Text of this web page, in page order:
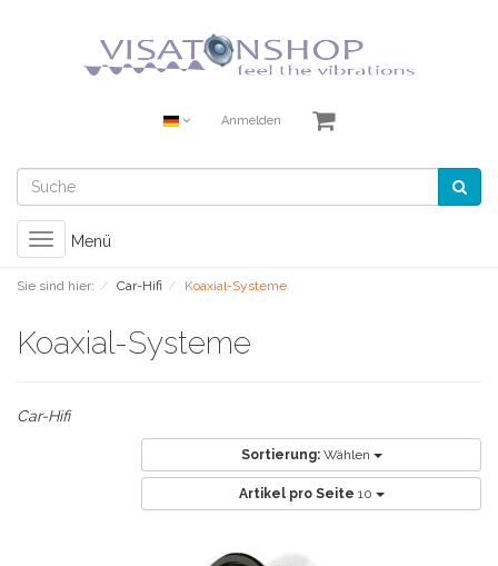
Anmelden
Toggle
navigation
Menü
Sie sind hier: Car-Hifi Koaxial-Systeme
Koaxial-Systeme
Car-Hifi
Sortierung: Wählen
Artikel pro Seite 10